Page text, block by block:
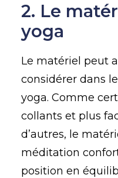
2. Le
yoga
Le matériel peut
considérer dans
yoga. Comme
collants et plus
d’autres, le
méditation
position en